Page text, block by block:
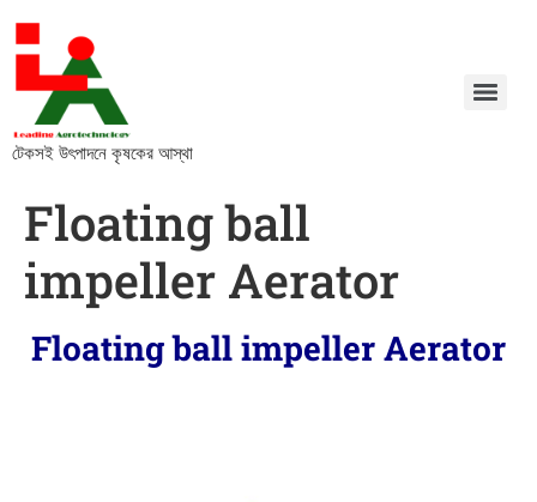
টেকসই উৎপাদনে কৃষকের আস্থা
Floating ball
impeller Aerator
Floating ball impeller Aerator